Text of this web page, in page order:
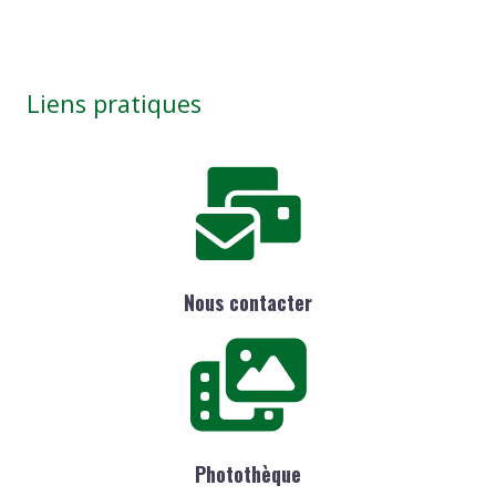
Liens pratiques
Nous contacter
Photothèque